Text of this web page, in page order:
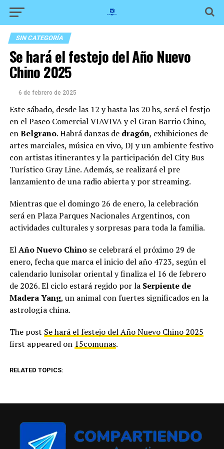
SIN CATEGORÍA
Se hará el festejo del Año Nuevo
Chino 2025
6 de febrero de 2025
Este sábado, desde las 12 y hasta las 20 hs, será el festjo
en el Paseo Comercial VIAVIVA y el Gran Barrio Chino,
enBelgrano. Habrá danzas de dragón, exhibiciones de
artes marciales, música en vivo, DJ y un ambiente festivo
con artistas itinerantes y la participación del City Bus
Turístico Gray Line. Además, se realizará el pre
lanzamiento de una radio abierta y por streaming.
Mientras que el domingo 26 de enero, la celebración
será en Plaza Parques Nacionales Argentinos, con
actividades culturales y sorpresas para toda la familia.
ElAño Nuevo Chinose celebrará el próximo 29 de
enero, fecha que marca el inicio del año 4723, según el
calendario lunisolar oriental y finaliza el 16 de febrero
de 2026. El ciclo estará regido por la Serpiente de
Madera Yang, un animal con fuertes significados en la
astrología china.
The post Se hará el festejo del Año Nuevo Chino 2025
first appeared on 15comunas.
RELATED TOPICS: